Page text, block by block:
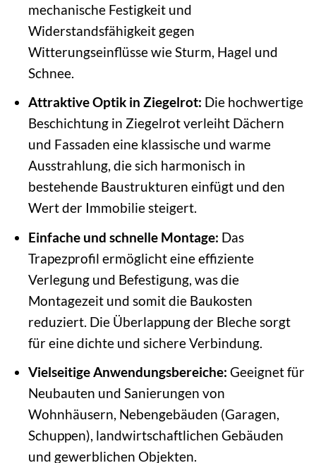
mechanische Festigkeit und
Widerstandsfähigkeit gegen
Witterungseinflüsse wie Sturm, Hagel und
Schnee.
Attraktive Optik in Ziegelrot: Die hochwertige
Beschichtung in Ziegelrot verleiht Dächern
und Fassaden eine klassische und warme
Ausstrahlung, die sich harmonisch in
bestehende Baustrukturen einfügt und den
Wert der Immobilie steigert.
Einfache und schnelle Montage: Das
Trapezprofil ermöglicht eine effiziente
Verlegung und Befestigung, was die
Montagezeit und somit die Baukosten
reduziert. Die Überlappung der Bleche sorgt
für eine dichte und sichere Verbindung.
Vielseitige Anwendungsbereiche: Geeignet für
Neubauten und Sanierungen von
Wohnhäusern, Nebengebäuden (Garagen,
Schuppen), landwirtschaftlichen Gebäuden
und gewerblichen Objekten.